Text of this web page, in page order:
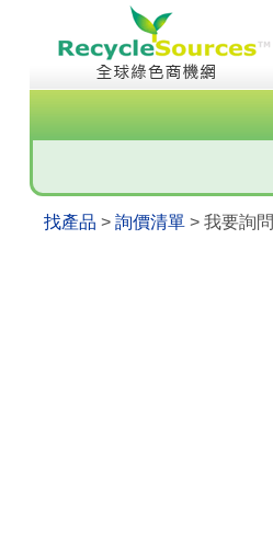
找產品 > 詢價清單> 我要詢問